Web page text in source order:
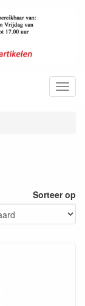
Menu
Sorteer op